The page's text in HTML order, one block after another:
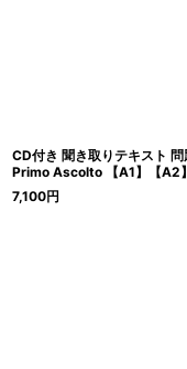
CD付き 聞き取りテキスト 問
Primo Ascolto 【A1】【A2】
7,100円